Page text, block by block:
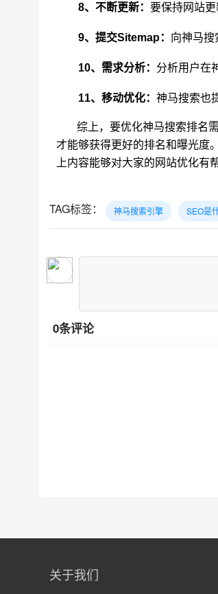
8、不断更新： 要保持网站更
9、提交Sitemap： 向神马搜
10、需求分析： 分析用户在
11、移动优化： 神马搜索也
综上，要优化神马搜索排名
才能够获得更好的排名和曝光度。
上内容能够对大家的网站优化有
TAG标签： 神马搜索引擎 SEO是
0条评论
关于我们